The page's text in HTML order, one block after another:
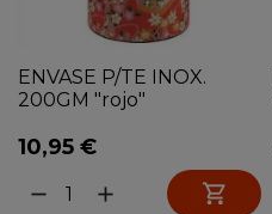
ENVASE P/TE INOX.
200GM "rojo"
10,95 €
remove add 